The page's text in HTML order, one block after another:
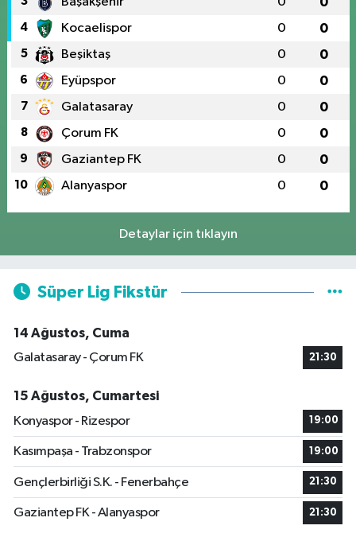
4 Kocaelispor 0 0
5 Beşiktaş 0 0
6 Eyüpspor 0 0
7 Galatasaray 0 0
8 Çorum FK 0 0
9 Gaziantep FK 0 0
10 Alanyaspor 0 0
Detaylar için tıklayın
Süper Lig Fikstür
14 Ağustos, Cuma
Galatasaray - Çorum FK
21:30
15 Ağustos, Cumartesi
Konyaspor - Rizespor
19:00
Kasımpaşa - Trabzonspor 19:00
Gençlerbirliği S.K. - Fenerbahçe 21:30
Gaziantep FK - Alanyaspor 21:30